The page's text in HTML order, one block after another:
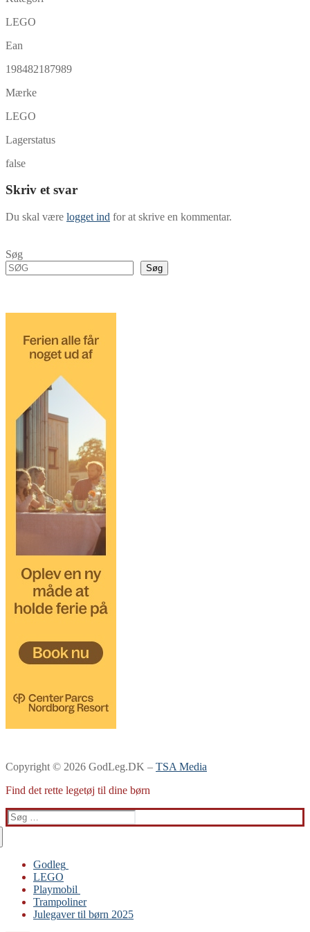
LEGO
Ean
198482187989
Mærke
LEGO
Lagerstatus
false
Skriv et svar
Du skal være logget ind for at skrive en kommentar.
Søg
Søg
Copyright © 2026 GodLeg.DK – TSA Media
Find det rette legetøj til dine børn
Søg
efter:
Godleg
Gabby’s Dukkehus
Playmobil
Trampoliner
LEGO
LEGO
Playmobil
Trampoliner
Julegaver til børn 2025